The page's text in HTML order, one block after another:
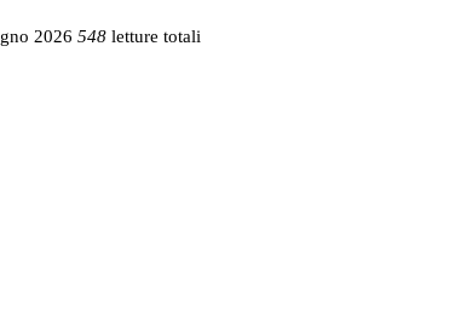
2026 548 letture totali